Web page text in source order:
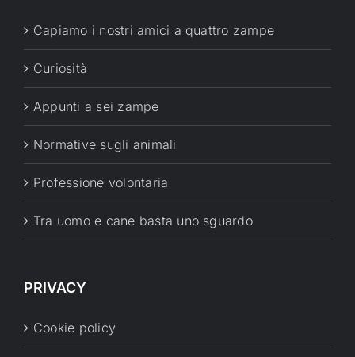
Capiamo i nostri amici a quattro zampe
Curiosità
Appunti a sei zampe
Normative sugli animali
Professione volontaria
Tra uomo e cane basta uno sguardo
PRIVACY
Cookie policy